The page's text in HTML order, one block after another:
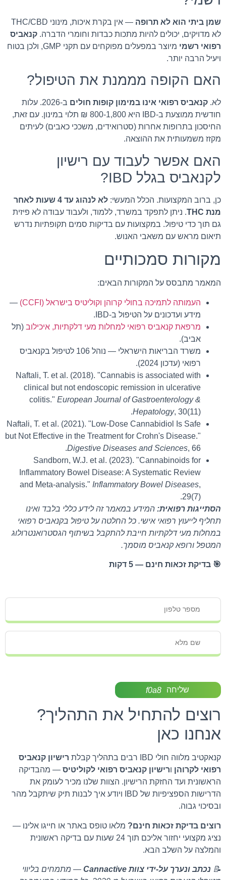
שמן ביתי הוא לא תרופה
— אין בקרת איכות, מינוני THC/CBD
לא מדויקים, יכולים להיות מתכות כבדות וחומרי הדברה. קנאביס
רפואי רשמי
מיוצר במפעלים מפוקחים עם תקני GMP, ולכן בטוח
ויעיל הרבה יותר.
האם הקופה מממנת את הטיפול?
לא. קנאביס רפואי אינו במימון קופות חולים
ב-2026. עלות
חודשית ממוצעת ב-IBD היא 800-1,800 ₪ תלוי במינון. עם זאת,
החיסכון בתרופות אחרות (סטרואידים, משככי כאבים) לעיתים
מקזז משמעותית את ההוצאה.
האם אפשר לעבוד עם רישיון
לקנאביס בגלל IBD?
כן, ברוב המקצועות. הכלל המעשי:
לא לנהוג עד 4 שעות לאחר
מנת THC
. ניתן לתפקד במשרד, ללמוד, ולעבוד עבודה לא פיזית
גם תוך כדי טיפול. במקצועות עם בדיקות סמים תקופתיות נדרש
תיאום מראש עם משאבי האנוש.
מקורות סמכותיים
המאמר מתבסס על המקורות הבאים:
העמותה לתמיכה בחולי קרוהן וקוליטיס בישראל (CCFI)
—
מידע ועדכונים על הטיפול ב-IBD.
מרפאת קנאביס רפואי למחלות מעי דלקתיות, איכילוב (תל
אביב).
משרד הבריאות הישראלי — נוהל 106 לטיפול בקנאביס
רפואי (עדכון 2024).
Naftali, T. et al. (2018). "Cannabis is associated with
clinical but not endoscopic remission in ulcerative
colitis." European Journal of Gastroenterology &
Hepatology, 30(11).
Naftali, T. et al. (2021). "Low-Dose Cannabidiol Is Safe
but Not Effective in the Treatment for Crohn's Disease."
Digestive Diseases and Sciences, 66.
Sandborn, W.J. et al. (2023). "Cannabinoids for
Inflammatory Bowel Disease: A Systematic Review
and Meta-analysis." Inflammatory Bowel Diseases,
29(7).
הסתייגות רפואית: המידע במאמר זה לידע כללי בלבד ואינו
תחליף לייעוץ רפואי אישי. כל החלטה על טיפול בקנאביס רפואי
במחלות מעי דלקתיות חייבת להתקבל בשיתוף הגסטרואנטרולוג
המטפל ורופא קנאביס מוסמך.
🎯 בדיקת זכאות חינם — 5 דקות
שליחה
רוצים להתחיל את התהליך?
אנחנו כאן
קנאקטיב מלווה חולי IBD רבים בתהליך קבלת
רישיון קנאביס
רפואי לקרוהן ורישיון קנאביס רפואי לקוליטיס — מהבדיקה
הראשונית ועד החזקת הרישיון. הצוות שלנו מכיר לעומק את
הדרישות הספציפיות של IBD ויודע איך לבנות תיק שיתקבל מהר
ובסיכוי גבוה.
רוצים בדיקת זכאות חינם? מלאו טופס באתר או חייגו אלינו —
נציג מקצועי יחזור אליכם תוך 24 שעות עם בדיקה ראשונית
והמלצה על השלב הבא.
📝 נכתב ונערך על-ידי צוות Cannactive
— מתמחים בליווי